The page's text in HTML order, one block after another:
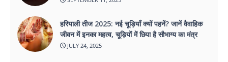
हरियाली तीज 2025: नई चूड़ियाँ क्यों पहनें? जानें वैवाहिक
जीवन में इनका महत्व, चूड़ियों में छिपा है सौभाग्य का मंत्र
JULY 24, 2025